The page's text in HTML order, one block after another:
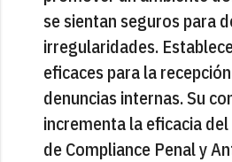
se sientan seguros para
irregularidades.
eficaces para la
denuncias internas. Su
incrementa la eficacia
de Compliance Penal y